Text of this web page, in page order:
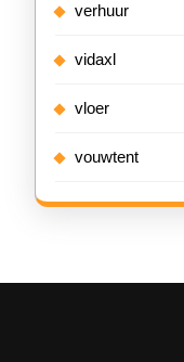
verhuur
vidaxl
vloer
vouwtent